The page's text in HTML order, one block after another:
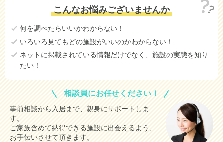
こんなお悩みございませんか
何を調べたらいいかわからない！
いろいろ見てもどの施設がいいのかわからない！
ネットに掲載されている情報だけでなく、施設の実態を知り
たい！
相談員にお任せください！
事前相談から入居まで、親身にサポートしま
す。
ご家族含めて納得できる施設に出会えるよう、
お手伝いさせて頂きます。